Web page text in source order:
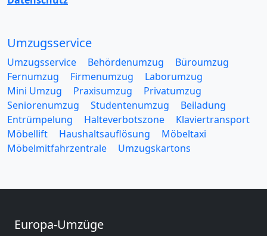
Umzugsservice
Umzugsservice Behördenumzug
Büroumzug
Fernumzug
Firmenumzug
Laborumzug
Mini Umzug
Praxisumzug
Privatumzug
Seniorenumzug
Studentenumzug
Beiladung
Entrümpelung
Halteverbotszone
Klaviertransport
Möbellift
Haushaltsauflösung
Möbeltaxi
Möbelmitfahrzentrale
Umzugskartons
Europa-Umzüge